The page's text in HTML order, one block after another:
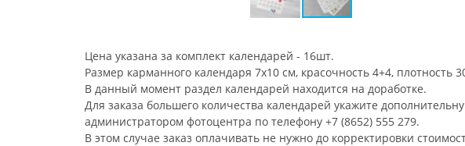
Цена указана за комплект календарей - 16шт.
Размер карманного календаря 7х10 см, красочность 4+4, плотность
В данный момент раздел календарей находится на доработке.
Для заказа большего количества календарей укажите
администратором фотоцентра по телефону +7 (8652) 555 279.
В этом случае заказ оплачивать не нужно до корректировки